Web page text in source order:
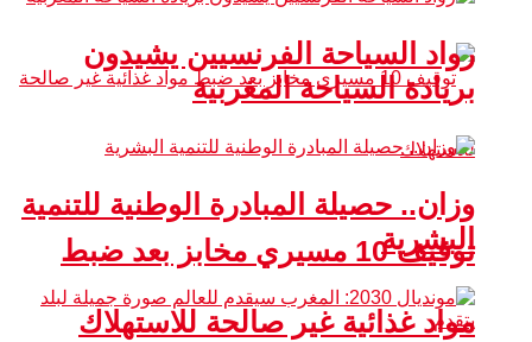
توقيف 10 مسيري مخابز بعد ضبط
مواد غذائية غير صالحة للاستهلاك
رواد السياحة الفرنسيين يشيدون
بريادة السياحة المغربية
وزان.. حصيلة المبادرة الوطنية للتنمية
البشرية